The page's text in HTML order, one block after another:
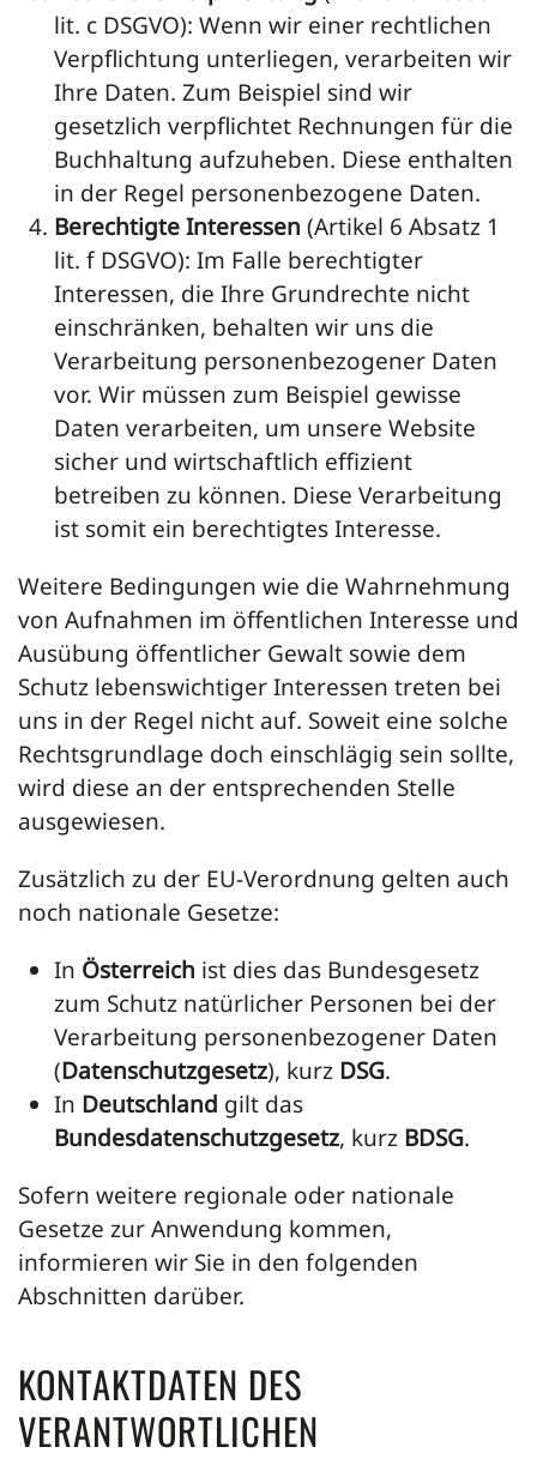
lit. c DSGVO): Wenn wir einer rechtlichen
Verpflichtung unterliegen, verarbeiten wir
Ihre Daten. Zum Beispiel sind wir
gesetzlich verpflichtet Rechnungen für die
Buchhaltung aufzuheben. Diese enthalten
in der Regel personenbezogene Daten.
Berechtigte Interessen (Artikel 6 Absatz 1
lit. f DSGVO): Im Falle berechtigter
Interessen, die Ihre Grundrechte nicht
einschränken, behalten wir uns die
Verarbeitung personenbezogener Daten
vor. Wir müssen zum Beispiel gewisse
Daten verarbeiten, um unsere Website
sicher und wirtschaftlich effizient
betreiben zu können. Diese Verarbeitung
ist somit ein berechtigtes Interesse.
Weitere Bedingungen wie die Wahrnehmung
von Aufnahmen im öffentlichen Interesse und
Ausübung öffentlicher Gewalt sowie dem
Schutz lebenswichtiger Interessen treten bei
uns in der Regel nicht auf. Soweit eine solche
Rechtsgrundlage doch einschlägig sein sollte,
wird diese an der entsprechenden Stelle
ausgewiesen.
Zusätzlich zu der EU-Verordnung gelten auch
noch nationale Gesetze:
In Österreich ist dies das Bundesgesetz
zum Schutz natürlicher Personen bei der
Verarbeitung personenbezogener Daten
(Datenschutzgesetz), kurz DSG.
In Deutschland gilt das
Bundesdatenschutzgesetz, kurz BDSG.
Sofern weitere regionale oder nationale
Gesetze zur Anwendung kommen,
informieren wir Sie in den folgenden
Abschnitten darüber.
KONTAKTDATEN DES
VERANTWORTLICHEN